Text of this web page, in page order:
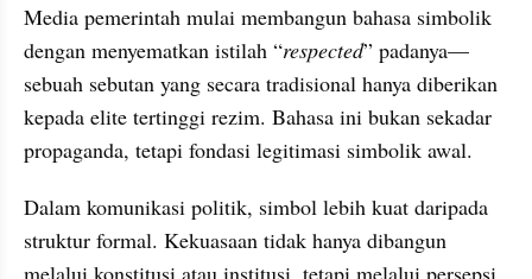
Media pemerintah mulai membangun bahasa simbolik
dengan menyematkan istilah “respected” padanya—
sebuah sebutan yang secara tradisional hanya diberikan
kepada elite tertinggi rezim. Bahasa ini bukan sekadar
propaganda, tetapi fondasi legitimasi simbolik awal.
Dalam komunikasi politik, simbol lebih kuat daripada
struktur formal. Kekuasaan tidak hanya dibangun
melalui konstitusi atau institusi, tetapi melalui persepsi